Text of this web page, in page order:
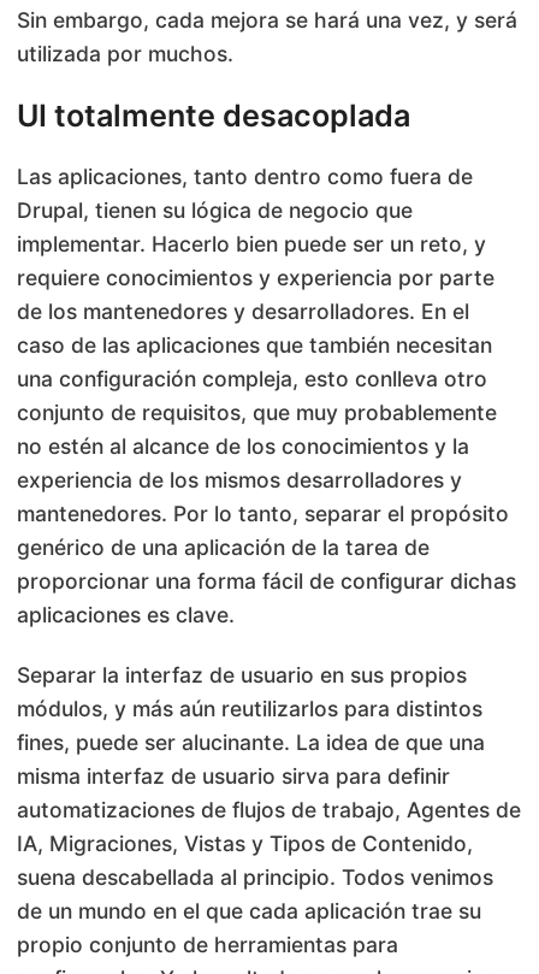
Sin embargo, cada mejora se hará una vez, y será
utilizada por muchos.
UI totalmente desacoplada
Las aplicaciones, tanto dentro como fuera de
Drupal, tienen su lógica de negocio que
implementar. Hacerlo bien puede ser un reto, y
requiere conocimientos y experiencia por parte
de los mantenedores y desarrolladores. En el
caso de las aplicaciones que también necesitan
una configuración compleja, esto conlleva otro
conjunto de requisitos, que muy probablemente
no estén al alcance de los conocimientos y la
experiencia de los mismos desarrolladores y
mantenedores. Por lo tanto, separar el propósito
genérico de una aplicación de la tarea de
proporcionar una forma fácil de configurar dichas
aplicaciones es clave.
Separar la interfaz de usuario en sus propios
módulos, y más aún reutilizarlos para distintos
fines, puede ser alucinante. La idea de que una
misma interfaz de usuario sirva para definir
automatizaciones de flujos de trabajo, Agentes de
IA, Migraciones, Vistas y Tipos de Contenido,
suena descabellada al principio. Todos venimos
de un mundo en el que cada aplicación trae su
propio conjunto de herramientas para